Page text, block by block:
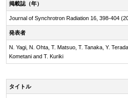
掲載誌（年）
Journal of Synchrotron Radiation 16, 398-404
発表者
N. Yagi, N. Ohta, T. Matsuo, T. Tanaka, Y.
Kometani and T. Kuriki
タイトル